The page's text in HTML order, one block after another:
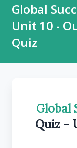
Global
Unit 10 -
Quiz
Global
Quiz -